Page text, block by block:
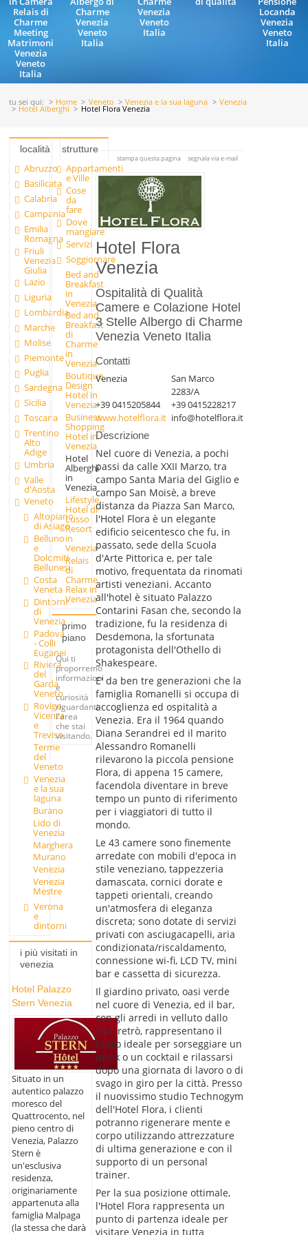
Relais di
Charme
Meeting
Matrimoni
Venezia
Veneto
Italia
Charme
Venezia
Veneto
Italia
Venezia
Veneto
Italia
Locanda
Venezia
Veneto
Italia
tu sei qui: Home Veneto Venezia e la sua laguna Venezia
Hotel Alberghi Hotel Flora Venezia
località
Abruzzo
Basilicata
Calabria
Campania
Emilia
Romagna
Friuli
Venezia
Giulia
Lazio
Liguria
Lombardia
Marche
Molise
Piemonte
Puglia
Sardegna
Sicilia
Toscana
Trentino
Alto
Adige
Umbria
Valle
d'Aosta
Veneto
Altopiano
di Asiago
Belluno
e
Dolomiti
Bellunesi
Costa
Veneta
Dintorni
di
Venezia
Padova
- Colli
Euganei
Riviera
del
Garda
Veneto
Rovigo,
Vicenza
e
Treviso
Terme
del
Veneto
Venezia
e la sua
laguna
Burano
Lido di
Venezia
Marghera
Murano
Venezia
Venezia
Mestre
Verona
e
dintorni
strutture
Appartamenti
e Ville
Cose
da
fare
Dove
mangiare
Servizi
Soggiornare
Bed and
Breakfast
in
Venezia
Bed and
Breakfast
di
Charme
in
Venezia
Boutique
Design
Hotel in
Venezia
Business
Shopping
Hotel in
Venezia
Hotel
Alberghi
in
Venezia
Lifestyle
Hotel di
Lusso
Resort
in
Venezia
Relais
di
Charme
Relax in
Venezia
primo
piano
Qui ti
proporremo
informazioni
e
curiosità
riguardanti
l'area
che stai
visitando.
i più visitati in
venezia
Hotel Palazzo
Stern Venezia
Situato in un
autentico palazzo
moresco del
Quattrocento, nel
pieno centro di
Venezia, Palazzo
Stern è
un'esclusiva
residenza,
originariamente
appartenuta alla
famiglia Malpaga
(la stessa che darà
stampa questa pagina segnala via e-mail
Hotel Flora
Venezia
Ospitalità di Qualità
Camere e Colazione Hotel
3 Stelle Albergo di Charme
Venezia Veneto Italia
Contatti
Venezia
San Marco
2283/A
+39 0415205844
+39 0415228217
www.hotelflora.it info@hotelflora.it
Descrizione
Nel cuore di Venezia, a pochi
passi da calle XXII Marzo, tra
campo Santa Maria del Giglio e
campo San Moisè, a breve
distanza da Piazza San Marco,
l'Hotel Flora è un elegante
edificio seicentesco che fu, in
passato, sede della Scuola
d'Arte Pittorica e, per tale
motivo, frequentata da rinomati
artisti veneziani. Accanto
all'hotel è situato Palazzo
Contarini Fasan che, secondo la
tradizione, fu la residenza di
Desdemona, la sfortunata
protagonista dell'Othello di
Shakespeare.
E' da ben tre generazioni che la
famiglia Romanelli si occupa di
accoglienza ed ospitalità a
Venezia. Era il 1964 quando
Diana Serandrei ed il marito
Alessandro Romanelli
rilevarono la piccola pensione
Flora, di appena 15 camere,
facendola diventare in breve
tempo un punto di riferimento
per i viaggiatori di tutto il
mondo.
Le 43 camere sono finemente
arredate con mobili d'epoca in
stile veneziano, tappezzeria
damascata, cornici dorate e
tappeti orientali, creando
un'atmosfera di eleganza
discreta; sono dotate di servizi
privati con asciugacapelli, aria
condizionata/riscaldamento,
connessione wi-fi, LCD TV, mini
bar e cassetta di sicurezza.
Il giardino privato, oasi verde
nel cuore di Venezia, ed il bar,
con gli arredi in velluto dallo
stile retrò, rappresentano il
luogo ideale per sorseggiare un
drink o un cocktail e rilassarsi
dopo una giornata di lavoro o di
svago in giro per la città. Presso
il nuovissimo studio Technogym
dell'Hotel Flora, i clienti
potranno rigenerare mente e
corpo utilizzando attrezzature
di ultima generazione e con il
supporto di un personal
trainer.
Per la sua posizione ottimale,
l'Hotel Flora rappresenta un
punto di partenza ideale per
visitare Venezia in tutta